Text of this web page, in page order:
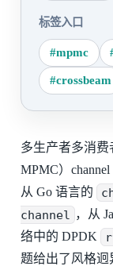
标签入口
#mpmc
#crossbeam
多生产者多消费
MPMC）
从 Go 语言的
channel
，从
络中的 DPDK
题给出了风格迥